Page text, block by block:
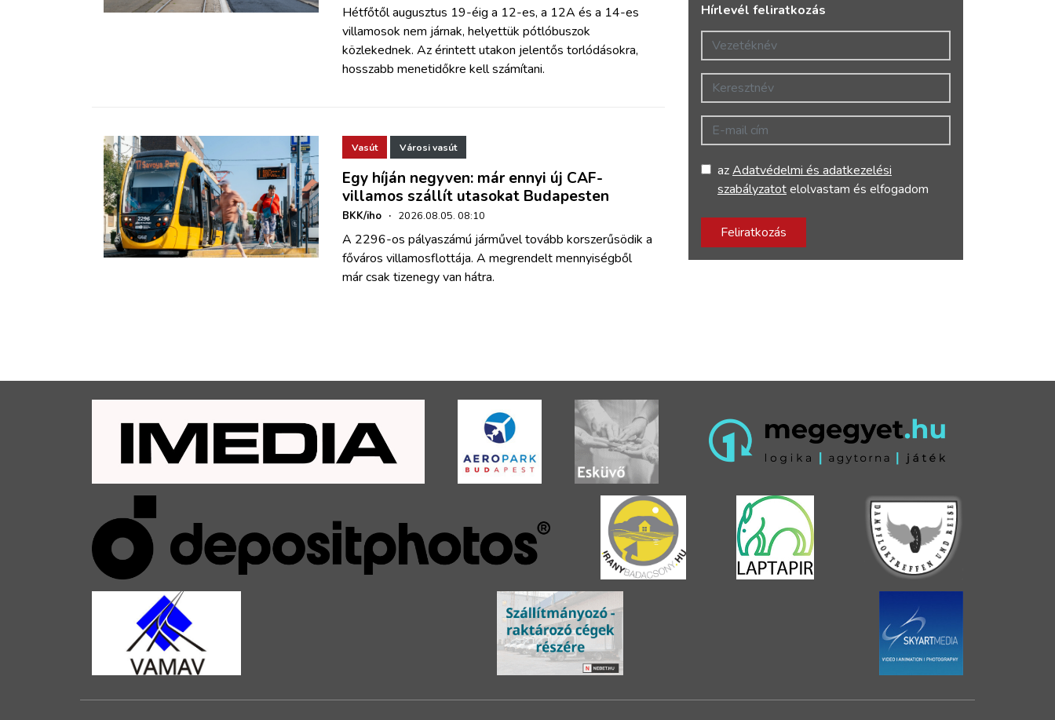
Hétfőtől augusztus 19-éig a 12-es, a 12A és a 14-es
villamosok nem járnak, helyettük pótlóbuszok
közlekednek. Az érintett utakon jelentős torlódásokra,
hosszabb menetidőkre kell számítani.
Vasút Városi vasút
Egy híján negyven: már ennyi új CAF-
villamos szállít utasokat Budapesten
BKK/iho · 2026.08.05. 08:10
A 2296-os pályaszámú járművel tovább korszerűsödik a
főváros villamosflottája. A megrendelt mennyiségből
már csak tizenegy van hátra.
Hírlevél feliratkozás
Vezetéknév
Keresztnév
E-mail cím
azAdatvédelmi és adatkezelési
szabályzatotelolvastam és elfogadom
Feliratkozás